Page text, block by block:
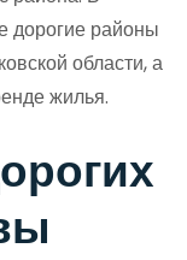
дорогие районы
области, а
жилья.